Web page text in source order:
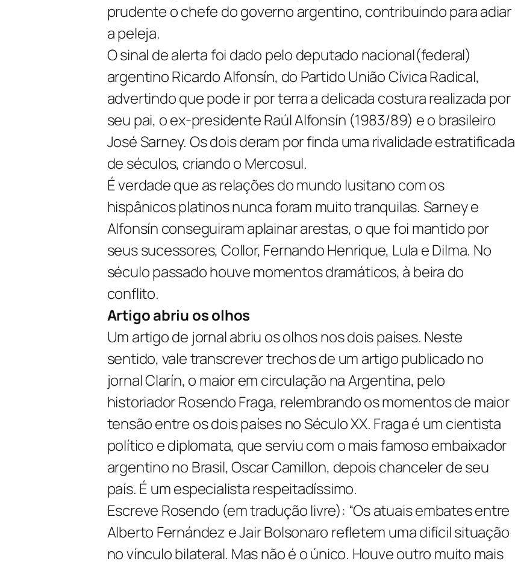
prudente o chefe do governo argentino, contribuindo para adiar
a peleja.
O sinal de alerta foi dado pelo deputado nacional(federal)
argentino Ricardo Alfonsín, do Partido União Cívica Radical,
advertindo que pode ir por terra a delicada costura realizada por
seu pai, o ex-presidente Raúl Alfonsín (1983/89) e o brasileiro
José Sarney. Os dois deram por finda uma rivalidade estratificada
de séculos, criando o Mercosul.
É verdade que as relações do mundo lusitano com os
hispânicos platinos nunca foram muito tranquilas. Sarney e
Alfonsín conseguiram aplainar arestas, o que foi mantido por
seus sucessores, Collor, Fernando Henrique, Lula e Dilma. No
século passado houve momentos dramáticos, à beira do
conflito.
Artigo abriu os olhos
Um artigo de jornal abriu os olhos nos dois países. Neste
sentido, vale transcrever trechos de um artigo publicado no
jornal Clarín, o maior em circulação na Argentina, pelo
historiador Rosendo Fraga, relembrando os momentos de maior
tensão entre os dois países no Século XX. Fraga é um cientista
político e diplomata, que serviu com o mais famoso embaixador
argentino no Brasil, Oscar Camillon, depois chanceler de seu
país. É um especialista respeitadíssimo.
Escreve Rosendo (em tradução livre): “Os atuais embates entre
Alberto Fernández e Jair Bolsonaro refletem uma difícil situação
no vínculo bilateral. Mas não é o único. Houve outro muito mais